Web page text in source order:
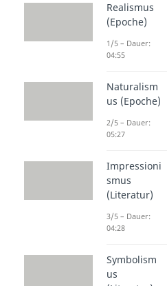
als reine
gegen
Kritik an
Genies,
freier Wille
für Natur,
Realismus
(Epoche)
1/5 – Dauer:
04:55
Naturalism
us (Epoche)
2/5 – Dauer:
05:27
Impressioni
smus
(Literatur)
3/5 – Dauer:
04:28
Symbolism
us